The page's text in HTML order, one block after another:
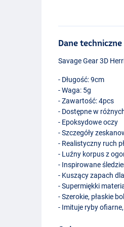
Dane techniczne
Savage Gear 3D
- Długość: 9cm
- Waga: 5g
- Zawartość: 4pcs
- Dostępne w
- Epoksydowe oczy
- Szczegóły
- Realistyczny ruch
- Luźny korpus z
- Inspirowane
- Kuszący zapach
- Supermiękki
- Szerokie, płaskie
- Imituje ryby